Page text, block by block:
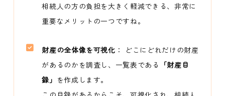
相続人の方の負担を大きく軽減できる、非常に
重要なメリットの一つですね。
財産の全体像を可視化 ： どこにどれだけの財産
があるのかを調査し、一覧表である
「財産目
録」 を作成します。